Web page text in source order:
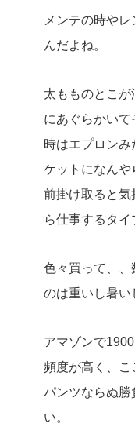
メンテの時や
んだよね。
太もものとこ
にあぐらかい
時はエプロン
ケットになんや
前掛け取ると
ら仕事するタイ
色々買って、
のは重いし暑い
アマゾンで
頻度が高く、こ
パンツならぬ勝
い。